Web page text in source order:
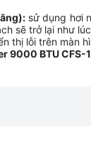
sử dụng hơi
sẽ trở lại như
thị lỗi trên màn
9000 BTU CFS-